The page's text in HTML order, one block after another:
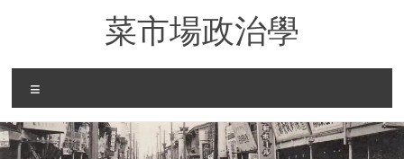
菜市場政治學